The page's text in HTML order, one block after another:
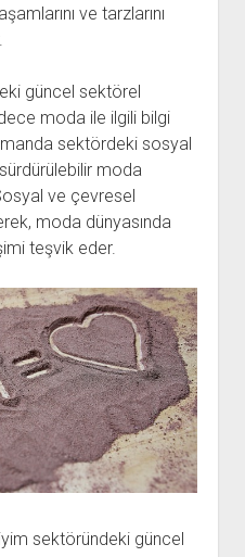
ve tarzlarını
güncel sektörel
moda ile ilgili bilgi
sektördeki sosyal
moda
ve çevresel
moda dünyasında
teşvik eder.
sektöründeki güncel